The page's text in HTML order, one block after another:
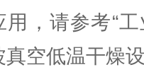
用，请参考“
空低温干燥设